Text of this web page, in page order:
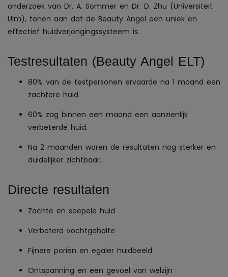
onderzoek van Dr. A. Sommer en Dr. D. Zhu (Universiteit
Ulm), tonen aan dat de Beauty Angel een uniek en
effectief huidverjongingssysteem is.
Testresultaten (Beauty Angel ELT)
80% van de testpersonen ervaarde na 1 maand een
zachtere huid.
60% zag binnen een maand een aanzienlijk
verbeterde huid.
Na 2 maanden waren de resultaten nog sterker en
duidelijker zichtbaar.
Directe resultaten
Zachte en soepele huid
Verbeterd vochtgehalte
Fijnere poriën en egaler huidbeeld
Ontspanning en een gevoel van welzijn